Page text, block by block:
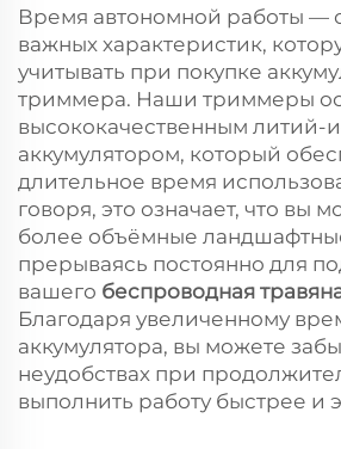
Время автономной работы —
важных характеристик,
учитывать при покупке
триммера. Наши триммеры
высококачественным литий-
аккумулятором, который
длительное время
говоря, это означает, что вы
более объёмные
прерываясь постоянно для
вашего беспроводная
Благодаря увеличенному
аккумулятора, вы можете
неудобствах при
выполнить работу быстрее и